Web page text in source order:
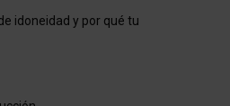
idoneidad y por qué tu